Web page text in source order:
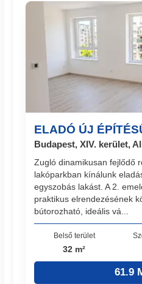
ELADÓ ÚJ
Budapest, XIV. kerület,
Zugló dinamikusan fejlődő
lakóparkban kínálunk
egyszobás lakást. A 2.
praktikus elrendezésének
bútorozható, ideális vá...
Belső terület
32 m²
61.9